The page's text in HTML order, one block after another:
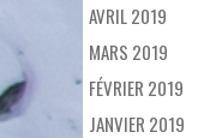
AVRIL 2019
MARS 2019
FÉVRIER 2019
JANVIER 2019